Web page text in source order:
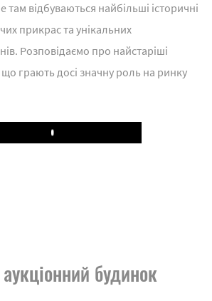
відбуваються найбільші історичні
прикрас та унікальних
Розповідаємо про найстаріші
грають досі значну роль на ринку
Play
будинок